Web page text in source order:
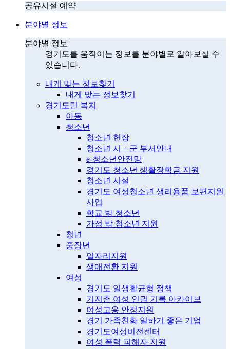
공유시설 예약
분야별 정보
분야별 정보
경기도를 움직이는 정보를 분야별로 알아보실 수
있습니다.
내게 맞는 정보찾기
내게 맞는 정보찾기
경기도민 복지
아동
청소년
청소년 헌장
청소년 시ㆍ군 부서안내
e-청소년안전망
경기도 청소년 생활장학금 지원
청소년 시설
경기도 여성청소년 생리용품 보편지원
사업
학교 밖 청소년
가정 밖 청소년 지원
청년
중장년
일자리지원
생애전환 지원
여성
경기도 일생활균형 정책
기지촌 여성 인권 기록 아카이브
여성고용 안정지원
경기 가족친화 일하기 좋은 기업
경기도여성비전센터
여성 폭력 피해자 지원